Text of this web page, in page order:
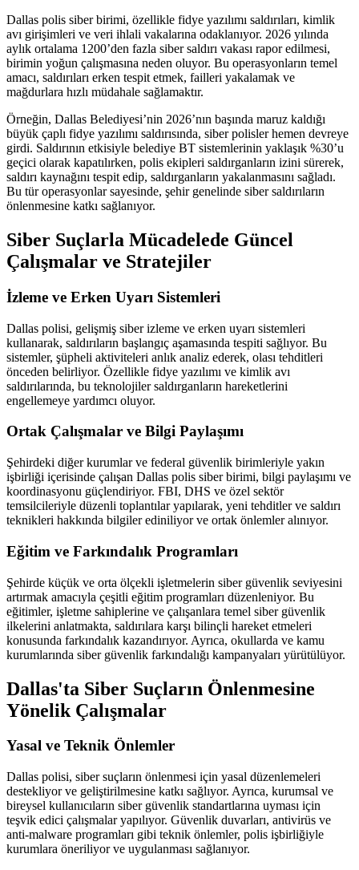
Dallas polis siber birimi, özellikle fidye yazılımı saldırıları, kimlik
avı girişimleri ve veri ihlali vakalarına odaklanıyor. 2026 yılında
aylık ortalama 1200’den fazla siber saldırı vakası rapor edilmesi,
birimin yoğun çalışmasına neden oluyor. Bu operasyonların temel
amacı, saldırıları erken tespit etmek, failleri yakalamak ve
mağdurlara hızlı müdahale sağlamaktır.
Örneğin, Dallas Belediyesi’nin 2026’nın başında maruz kaldığı
büyük çaplı fidye yazılımı saldırısında, siber polisler hemen devreye
girdi. Saldırının etkisiyle belediye BT sistemlerinin yaklaşık %30’u
geçici olarak kapatılırken, polis ekipleri saldırganların izini sürerek,
saldırı kaynağını tespit edip, saldırganların yakalanmasını sağladı.
Bu tür operasyonlar sayesinde, şehir genelinde siber saldırıların
önlenmesine katkı sağlanıyor.
Siber Suçlarla Mücadelede Güncel
Çalışmalar ve Stratejiler
İzleme ve Erken Uyarı Sistemleri
Dallas polisi, gelişmiş siber izleme ve erken uyarı sistemleri
kullanarak, saldırıların başlangıç aşamasında tespiti sağlıyor. Bu
sistemler, şüpheli aktiviteleri anlık analiz ederek, olası tehditleri
önceden belirliyor. Özellikle fidye yazılımı ve kimlik avı
saldırılarında, bu teknolojiler saldırganların hareketlerini
engellemeye yardımcı oluyor.
Ortak Çalışmalar ve Bilgi Paylaşımı
Şehirdeki diğer kurumlar ve federal güvenlik birimleriyle yakın
işbirliği içerisinde çalışan Dallas polis siber birimi, bilgi paylaşımı ve
koordinasyonu güçlendiriyor. FBI, DHS ve özel sektör
temsilcileriyle düzenli toplantılar yapılarak, yeni tehditler ve saldırı
teknikleri hakkında bilgiler ediniliyor ve ortak önlemler alınıyor.
Eğitim ve Farkındalık Programları
Şehirde küçük ve orta ölçekli işletmelerin siber güvenlik seviyesini
artırmak amacıyla çeşitli eğitim programları düzenleniyor. Bu
eğitimler, işletme sahiplerine ve çalışanlara temel siber güvenlik
ilkelerini anlatmakta, saldırılara karşı bilinçli hareket etmeleri
konusunda farkındalık kazandırıyor. Ayrıca, okullarda ve kamu
kurumlarında siber güvenlik farkındalığı kampanyaları yürütülüyor.
Dallas'ta Siber Suçların Önlenmesine
Yönelik Çalışmalar
Yasal ve Teknik Önlemler
Dallas polisi, siber suçların önlenmesi için yasal düzenlemeleri
destekliyor ve geliştirilmesine katkı sağlıyor. Ayrıca, kurumsal ve
bireysel kullanıcıların siber güvenlik standartlarına uyması için
teşvik edici çalışmalar yapılıyor. Güvenlik duvarları, antivirüs ve
anti-malware programları gibi teknik önlemler, polis işbirliğiyle
kurumlara öneriliyor ve uygulanması sağlanıyor.